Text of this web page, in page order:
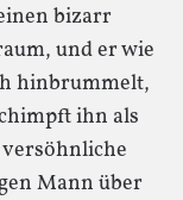
bizarr
und er wie
hinbrummelt,
ihn als
versöhnliche
Mann über